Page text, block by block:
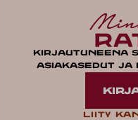
Kirjautuneena
asiakasedut
Liity